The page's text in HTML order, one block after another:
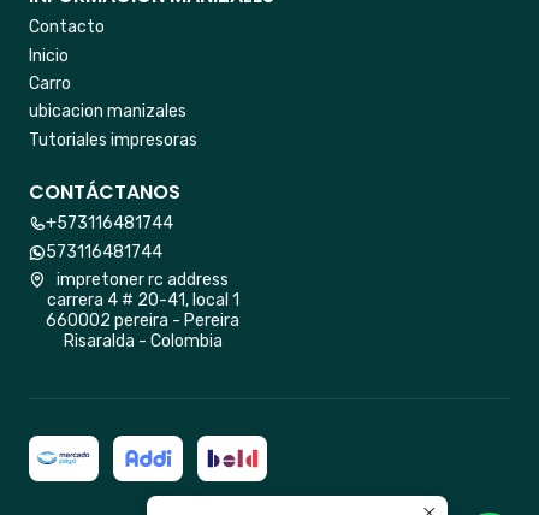
Contacto
Inicio
Carro
ubicacion manizales
Tutoriales impresoras
CONTÁCTANOS
+573116481744
573116481744
impretoner rc address
carrera 4 # 20-41, local 1
660002 pereira - Pereira
Risaralda - Colombia